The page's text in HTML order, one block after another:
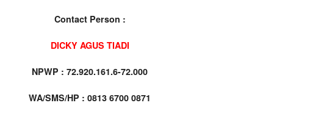
Contact Person :
DICKY AGUS TIADI
NPWP : 72.920.161.6-72.000
WA/SMS/HP : 0813 6700 0871